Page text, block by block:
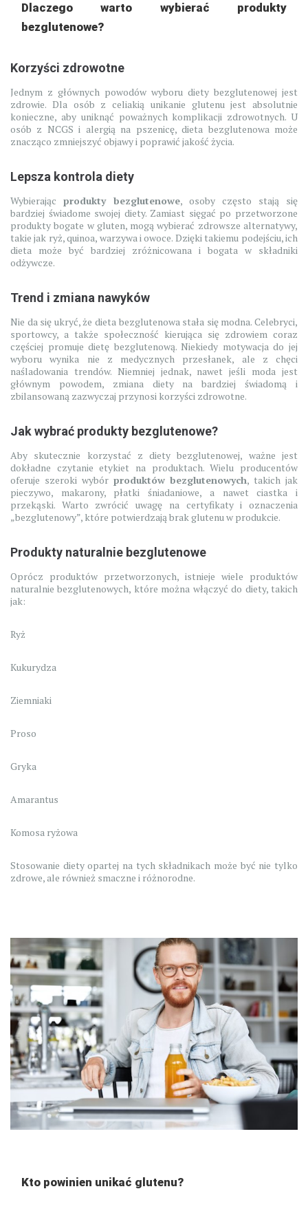
Dlaczego warto wybierać produkty
bezglutenowe?
Korzyści zdrowotne
Jednym z głównych powodów wyboru diety bezglutenowej jest
zdrowie. Dla osób z celiakią unikanie glutenu jest absolutnie
konieczne, aby uniknąć poważnych komplikacji zdrowotnych. U
osób z NCGS i alergią na pszenicę, dieta bezglutenowa może
znacząco zmniejszyć objawy i poprawić jakość życia.
Lepsza kontrola diety
Wybierając produkty bezglutenowe, osoby często stają się
bardziej świadome swojej diety. Zamiast sięgać po przetworzone
produkty bogate w gluten, mogą wybierać zdrowsze alternatywy,
takie jak ryż, quinoa, warzywa i owoce. Dzięki takiemu podejściu, ich
dieta może być bardziej zróżnicowana i bogata w składniki
odżywcze.
Trend i zmiana nawyków
Nie da się ukryć, że dieta bezglutenowa stała się modna. Celebryci,
sportowcy, a także społeczność kierująca się zdrowiem coraz
częściej promuje dietę bezglutenową. Niekiedy motywacja do jej
wyboru wynika nie z medycznych przesłanek, ale z chęci
naśladowania trendów. Niemniej jednak, nawet jeśli moda jest
głównym powodem, zmiana diety na bardziej świadomą i
zbilansowaną zazwyczaj przynosi korzyści zdrowotne.
Jak wybrać produkty bezglutenowe?
Aby skutecznie korzystać z diety bezglutenowej, ważne jest
dokładne czytanie etykiet na produktach. Wielu producentów
oferuje szeroki wybór produktów bezglutenowych, takich jak
pieczywo, makarony, płatki śniadaniowe, a nawet ciastka i
przekąski. Warto zwrócić uwagę na certyfikaty i oznaczenia
„bezglutenowy”, które potwierdzają brak glutenu w produkcie.
Produkty naturalnie bezglutenowe
Oprócz produktów przetworzonych, istnieje wiele produktów
naturalnie bezglutenowych, które można włączyć do diety, takich
jak:
Ryż
Kukurydza
Ziemniaki
Proso
Gryka
Amarantus
Komosa ryżowa
Stosowanie diety opartej na tych składnikach może być nie tylko
zdrowe, ale również smaczne i różnorodne.
Kto powinien unikać glutenu?